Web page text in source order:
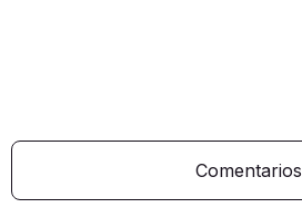
Comentarios